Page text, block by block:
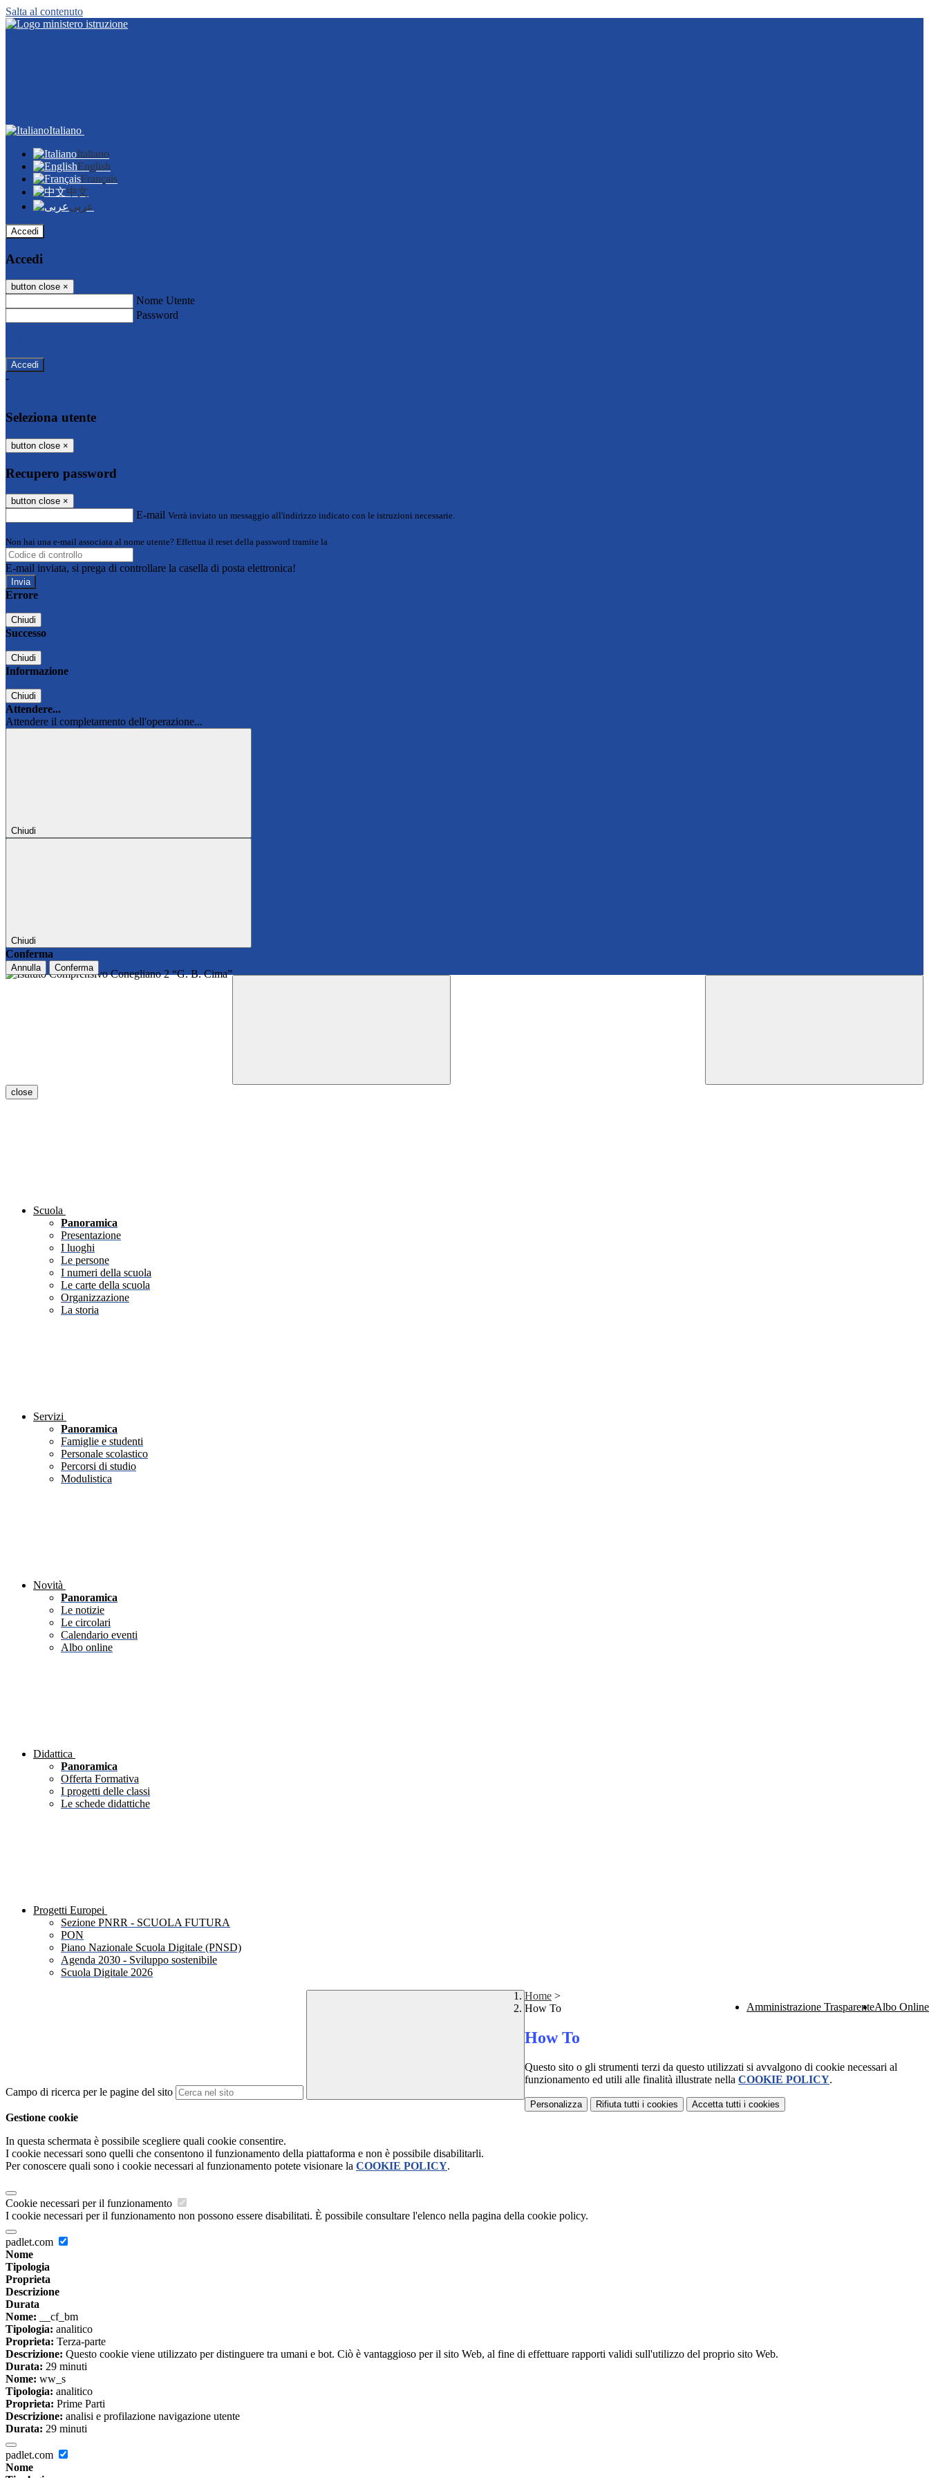
Salta al contenuto
Italiano
Italiano
English
Français
中文
عربى
Accedi
Accedi
button close ×
Nome Utente
Password
-
Seleziona utente
button close ×
Recupero password
button close ×
E-mail Verrà inviato un messaggio all'indirizzo indicato con le istruzioni necessarie.
Non hai una e-mail associata al nome utente? Effettua il reset della password tramite la
E-mail inviata, si prega di controllare la casella di posta elettronica!
Errore
Chiudi
Successo
Chiudi
Informazione
Chiudi
Attendere...
Attendere il completamento dell'operazione...
Chiudi
Chiudi
Conferma
Annulla Conferma
close
Scuola
Panoramica
Presentazione
I luoghi
Le persone
I numeri della scuola
Le carte della scuola
Organizzazione
La storia
Servizi
Panoramica
Famiglie e studenti
Personale scolastico
Percorsi di studio
Modulistica
Novità
Panoramica
Le notizie
Le circolari
Calendario eventi
Albo online
Didattica
Panoramica
Offerta Formativa
I progetti delle classi
Le schede didattiche
Progetti Europei
Sezione PNRR - SCUOLA FUTURA
PON
Piano Nazionale Scuola Digitale (PNSD)
Agenda 2030 - Sviluppo sostenibile
Scuola Digitale 2026
Amministrazione TrasparenteAlbo Online
Campo di ricerca per le pagine del sito
Home >
How To
How To
Questo sito o gli strumenti terzi da questo utilizzati si avvalgono di cookie necessari al
funzionamento ed utili alle finalità illustrate nella COOKIE POLICY.
Personalizza Rifiuta tutti i cookies Accetta tutti i cookies
Gestione cookie
In questa schermata è possibile scegliere quali cookie consentire.
I cookie necessari sono quelli che consentono il funzionamento della piattaforma e non è possibile disabilitarli.
Per conoscere quali sono i cookie necessari al funzionamento potete visionare la COOKIE POLICY.
Cookie necessari per il funzionamento
I cookie necessari per il funzionamento non possono essere disabilitati. È possibile consultare l'elenco nella pagina della cookie policy.
padlet.com
Nome
Tipologia
Proprieta
Descrizione
Durata
Nome: __cf_bm
Tipologia: analitico
Proprieta: Terza-parte
Descrizione: Questo cookie viene utilizzato per distinguere tra umani e bot. Ciò è vantaggioso per il sito Web, al fine di effettuare rapporti validi sull'utilizzo del proprio sito Web.
Durata: 29 minuti
Nome: ww_s
Tipologia: analitico
Proprieta: Prime Parti
Descrizione: analisi e profilazione navigazione utente
Durata: 29 minuti
padlet.com
Nome